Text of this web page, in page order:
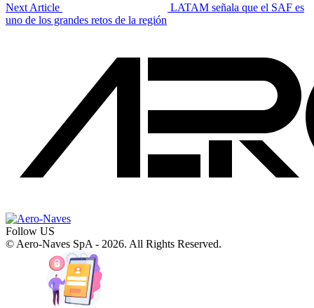
Next Article
LATAM señala que el SAF es
uno de los grandes retos de la región
Follow US
© Aero-Naves SpA - 2026. All Rights Reserved.